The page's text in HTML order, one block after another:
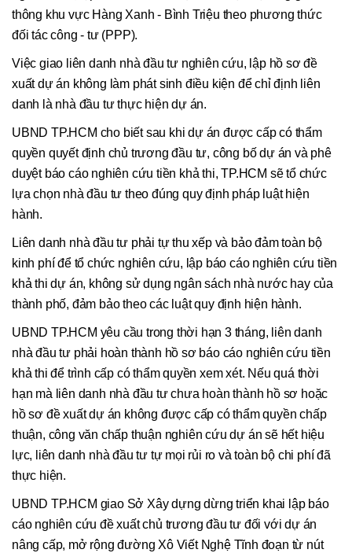
thông khu vực Hàng Xanh - Bình Triệu theo phương thức
đối tác công - tư (PPP).
Việc giao liên danh nhà đầu tư nghiên cứu, lập hồ sơ đề
xuất dự án không làm phát sinh điều kiện để chỉ định liên
danh là nhà đầu tư thực hiện dự án.
UBND TP.HCM cho biết sau khi dự án được cấp có thẩm
quyền quyết định chủ trương đầu tư, công bố dự án và phê
duyệt báo cáo nghiên cứu tiền khả thi, TP.HCM sẽ tổ chức
lựa chọn nhà đầu tư theo đúng quy định pháp luật hiện
hành.
Liên danh nhà đầu tư phải tự thu xếp và bảo đảm toàn bộ
kinh phí để tổ chức nghiên cứu, lập báo cáo nghiên cứu tiền
khả thi dự án, không sử dụng ngân sách nhà nước hay của
thành phố, đảm bảo theo các luật quy định hiện hành.
UBND TP.HCM yêu cầu trong thời hạn 3 tháng, liên danh
nhà đầu tư phải hoàn thành hồ sơ báo cáo nghiên cứu tiền
khả thi để trình cấp có thẩm quyền xem xét. Nếu quá thời
hạn mà liên danh nhà đầu tư chưa hoàn thành hồ sơ hoặc
hồ sơ đề xuất dự án không được cấp có thẩm quyền chấp
thuận, công văn chấp thuận nghiên cứu dự án sẽ hết hiệu
lực, liên danh nhà đầu tư tự mọi rủi ro và toàn bộ chi phí đã
thực hiện.
UBND TP.HCM giao Sở Xây dựng dừng triển khai lập báo
cáo nghiên cứu đề xuất chủ trương đầu tư đối với dự án
nâng cấp, mở rộng đường Xô Viết Nghệ Tĩnh đoạn từ nút